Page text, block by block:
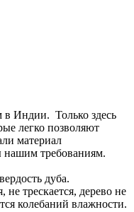
Индии. Только здесь
легко позволяют
материал
нашим требованиям.
дуба.
трескается, дерево не
колебаний влажности.